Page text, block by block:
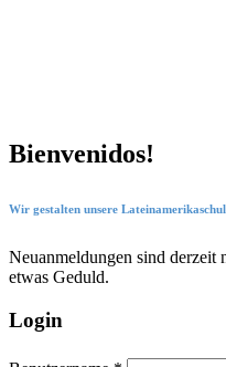
Bienvenidos!
Wir gestalten unsere
Neuanmeldungen sind derzeit
etwas Geduld.
Login